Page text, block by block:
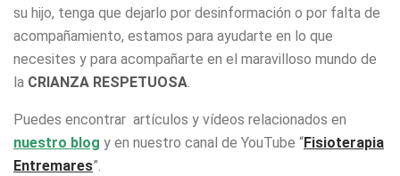
su hijo, tenga que dejarlo por desinformación o por falta de
acompañamiento, estamos para ayudarte en lo que
necesites y para acompañarte en el maravilloso mundo de
la CRIANZA RESPETUOSA.
Puedes encontrar artículos y vídeos relacionados en
nuestro blog y en nuestro canal de YouTube “Fisioterapia
Entremares”.